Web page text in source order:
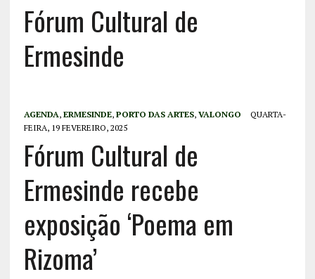
Fórum Cultural de
Ermesinde
AGENDA, ERMESINDE, PORTO DAS ARTES, VALONGO
QUARTA-
FEIRA, 19 FEVEREIRO, 2025
Fórum Cultural de
Ermesinde recebe
exposição ‘Poema em
Rizoma’